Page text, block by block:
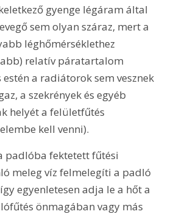
gyenge légáram által
sem olyan száraz, mert a
léghőmérséklethez
relatív páratartalom
a radiátorok sem vesznek
a szekrények és egyéb
helyét a felületfűtés
kell venni).
padlóba fektetett fűtési
meleg víz felmelegíti a padló
egyenletesen adja le a hőt a
önmagában vagy más